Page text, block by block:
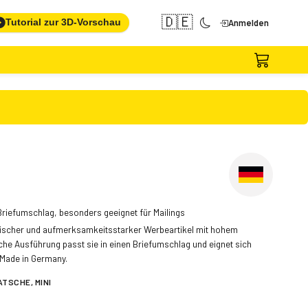
Tutorial zur 3D-Vorschau 🇩🇪 Anmelden
besonders geeignet für Mailings
und aufmerksamkeitsstarker Werbeartikel mit hohem
Ausführung passt sie in einen Briefumschlag und eignet sich
in Germany.
MINI